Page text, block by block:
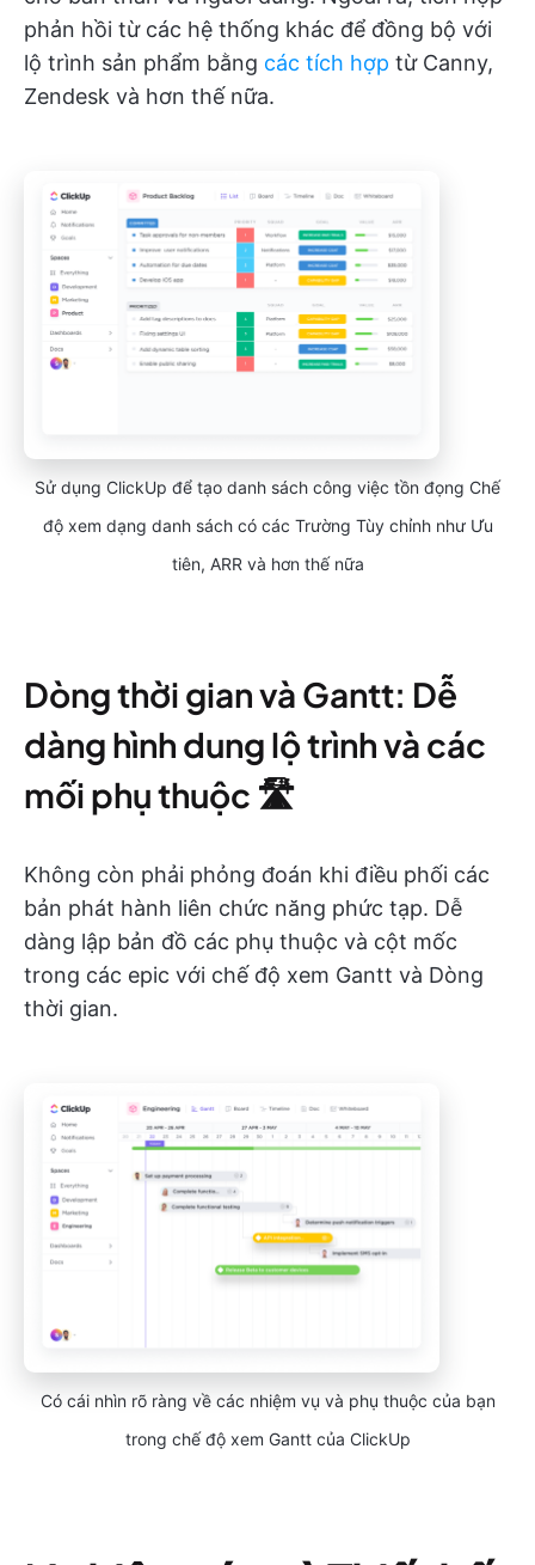
phản hồi từ các hệ thống khác để đồng bộ với
lộ trình sản phẩm bằng các tích hợp từ Canny,
Zendesk và hơn thế nữa.
Sử dụng ClickUp để tạo danh sách công việc tồn đọng Chế
độ xem dạng danh sách có các Trường Tùy chỉnh như Ưu
tiên, ARR và hơn thế nữa
Dòng thời gian và Gantt: Dễ
dàng hình dung lộ trình và các
mối phụ thuộc 🛣
Không còn phải phỏng đoán khi điều phối các
bản phát hành liên chức năng phức tạp. Dễ
dàng lập bản đồ các phụ thuộc và cột mốc
trong các epic với chế độ xem Gantt và Dòng
thời gian.
Có cái nhìn rõ ràng về các nhiệm vụ và phụ thuộc của bạn
trong chế độ xem Gantt của ClickUp